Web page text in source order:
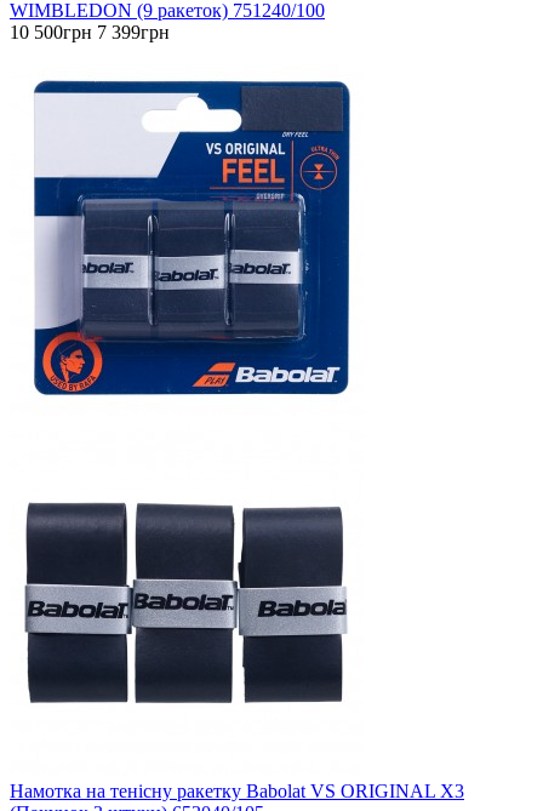
WIMBLEDON (9 ракеток) 751240/100
10 500грн 7 399грн
Намотка на тенісну ракетку Babolat VS ORIGINAL X3